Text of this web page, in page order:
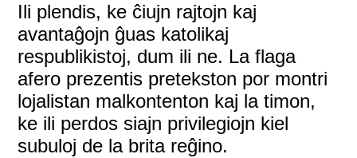
Ili plendis, ke ĉiujn rajtojn kaj
avantaĝojn ĝuas katolikaj
respublikistoj, dum ili ne. La flaga
afero prezentis pretekston por montri
lojalistan malkontenton kaj la timon,
ke ili perdos siajn privilegiojn kiel
subuloj de la brita reĝino.